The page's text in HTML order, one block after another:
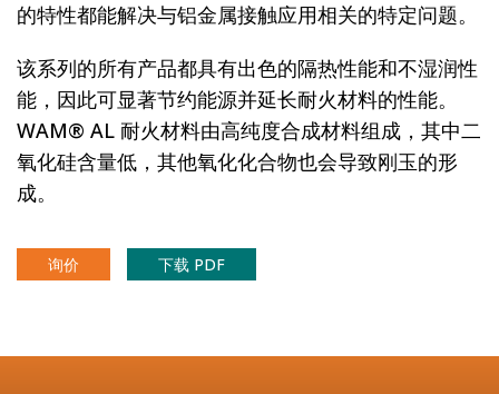
的特性都能解决与铝金属接触应用相关的特定问题。
该系列的所有产品都具有出色的隔热性能和不湿润性
能，因此可显著节约能源并延长耐火材料的性能。
WAM® AL 耐火材料由高纯度合成材料组成，其中二
氧化硅含量低，其他氧化化合物也会导致刚玉的形
成。
询价 下载 PDF